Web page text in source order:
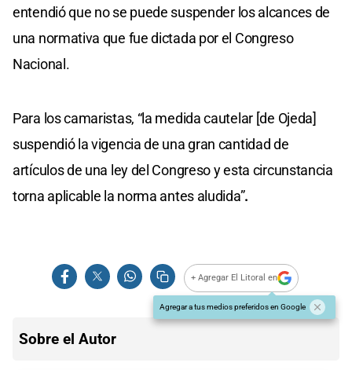
entendió que no se puede suspender los alcances de
una normativa que fue dictada por el Congreso
Nacional.
Para los camaristas, “la medida cautelar [de Ojeda]
suspendió la vigencia de una gran cantidad de
artículos de una ley del Congreso y esta circunstancia
torna aplicable la norma antes aludida”.
+ Agregar El Litoral en
Agregar a tus medios preferidos en Google
Sobre el Autor